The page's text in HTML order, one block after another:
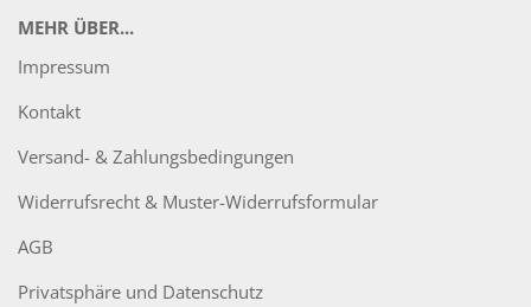
MEHR ÜBER...
Impressum
Kontakt
Versand- & Zahlungsbedingungen
Widerrufsrecht & Muster-Widerrufsformular
AGB
Privatsphäre und Datenschutz